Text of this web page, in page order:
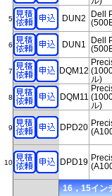
5 DUN2
Dell
6 DUN1
Dell
7 DQM12
ル)
8 DQM11
ル)
9 DPD20
10 DPD19
16，15イン